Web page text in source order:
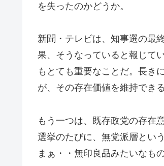
を失ったのかどうか。
新聞・テレビは、知事選の最
果、そうなっていると報じて
もとても重要なことだ。長き
が、その存在価値を維持でき
もう一つは、既存政党の存在
選挙のたびに、無党派層とい
まぁ・・無印良品みたいなも